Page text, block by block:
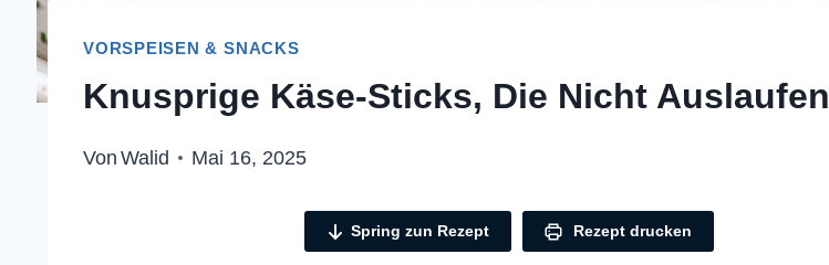
VORSPEISEN & SNACKS
Knusprige Käse-Sticks, Die Nicht Auslaufen
Von Walid Mai 16, 2025
Spring zun Rezept Rezept drucken